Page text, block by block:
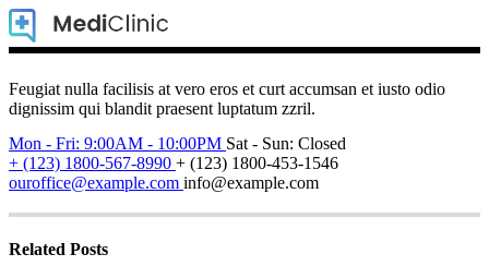
Feugiat nulla facilisis at vero eros et curt accumsan et iusto odio
dignissim qui blandit praesent luptatum zzril.
Mon - Fri: 9:00AM - 10:00PM Sat - Sun: Closed
+ (123) 1800-567-8990 + (123) 1800-453-1546
ouroffice@example.com info@example.com
Related Posts